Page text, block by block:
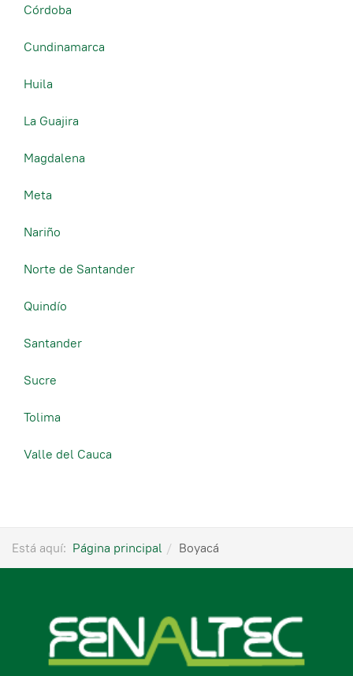
Córdoba
Cundinamarca
Huila
La Guajira
Magdalena
Meta
Nariño
Norte de Santander
Quindío
Santander
Sucre
Tolima
Valle del Cauca
Está aquí: Página principal Boyacá